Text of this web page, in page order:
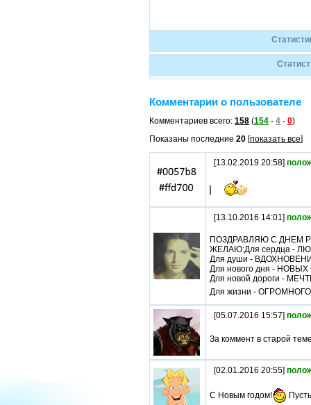
Комментарии о пользователе
Комментариев всего: 158 (154 - 4 - 0)
Показаны последние 20 [показать все]
[13.02.2019 20:58]
[13.10.2016 14:01]
ПОЗДРАВЛЯЮ С ДНЕМ
ЖЕЛАЮ:Для сердца -
Для души -
Для нового дня -
Для новой дороги -
Для жизни -
[05.07.2016 15:57]
За коммент в старой
[02.01.2016 20:55]
С Новым годом!